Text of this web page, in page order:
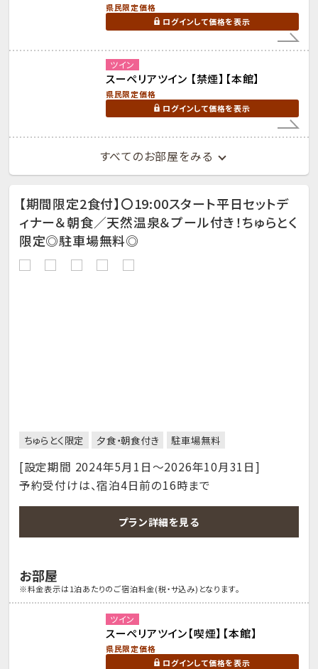
県民限定価格
ログインして価格を表示
ツイン
スーペリアツイン 【禁煙】【本館】
県民限定価格
ログインして価格を表示
すべてのお部屋をみる
【期間限定2食付】〇19:00スタート平日セットデ
ィナー＆朝食／天然温泉＆プール付き！ちゅらとく
限定◎駐車場無料◎
ちゅらとく限定 夕食・朝食付き 駐車場無料
[設定期間 2024年5月1日～2026年10月31日]
予約受付けは、宿泊4日前の16時まで
プラン詳細を見る
お部屋
※料金表示は1泊あたりのご宿泊料金(税・サ込み)となります。
ツイン
スーペリアツイン【喫煙】【本館】
県民限定価格
ログインして価格を表示